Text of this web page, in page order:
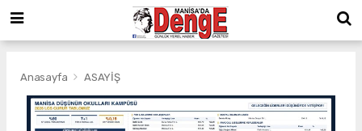
Anasayfa ASAYİŞ